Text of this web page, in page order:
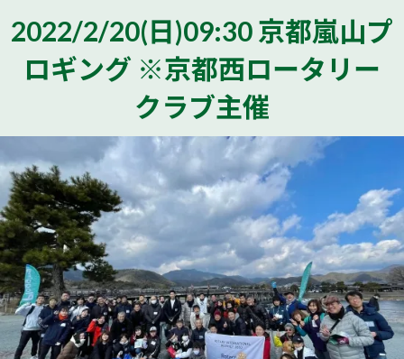
2022/2/20(日)09:30 京都嵐山プ
ロギング ※京都西ロータリー
クラブ主催